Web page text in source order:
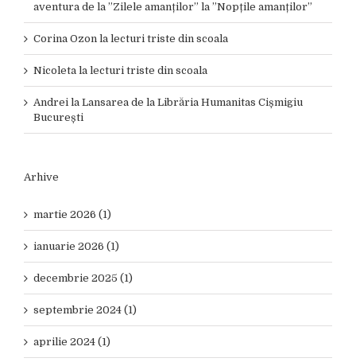
aventura de la ”Zilele amanților” la ”Nopțile amanților”
Corina Ozon la lecturi triste din scoala
Nicoleta la lecturi triste din scoala
Andrei la Lansarea de la Librăria Humanitas Cișmigiu
București
Arhive
martie 2026 (1)
ianuarie 2026 (1)
decembrie 2025 (1)
septembrie 2024 (1)
aprilie 2024 (1)